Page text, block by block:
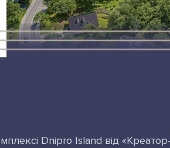
Dnipro Island від